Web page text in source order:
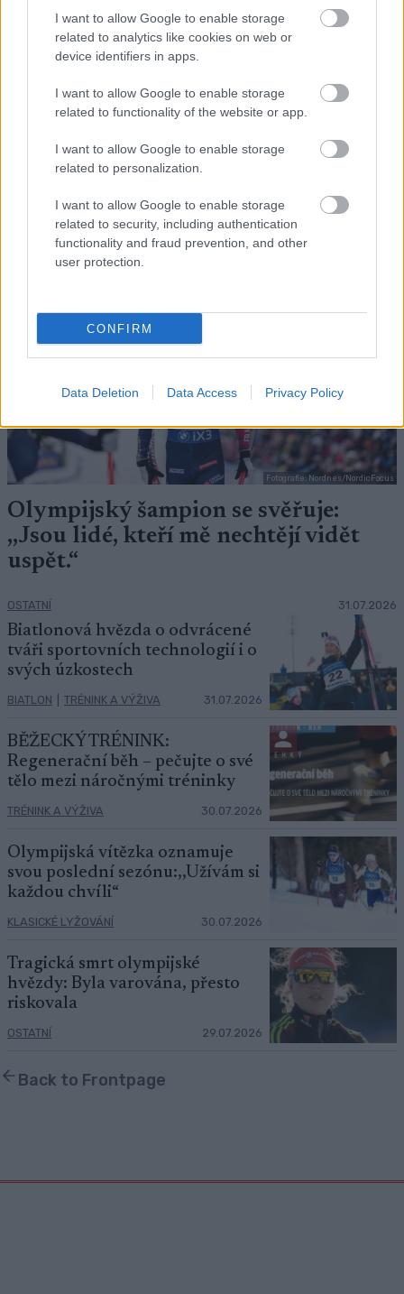
I want to allow Google to enable storage
related to analytics like cookies on web or
device identifiers in apps.
I want to allow Google to enable storage
related to functionality of the website or app.
I want to allow Google to enable storage
related to personalization.
I want to allow Google to enable storage
related to security, including authentication
functionality and fraud prevention, and other
user protection.
CONFIRM
Data Deletion Data Access Privacy Policy
06.0
2.20
OSTATNÍ
SKI
CLASSIC
08.1
1.20
SKI
CLASSIC
S
TRÉNINK
A
27.0
7.20
SKI
CLASSIC
21.0 SKI
CLASSIC
DALŠÍ ČLÁNKY
Fotografie: Nordnes/NordicFocus
Olympijský šampion se svěřuje:
,,Jsou lidé, kteří mě nechtějí vidět
uspět.“
OSTATNÍ 31.07.2026
Biatlonová hvězda o odvrácené
tváři sportovních technologií i o
svých úzkostech
BIATLON TRÉNINK A VÝŽIVA 31.07.2026
BĚŽECKÝ TRÉNINK:
Regenerační běh – pečujte o své
tělo mezi náročnými tréninky
TRÉNINK A VÝŽIVA 30.07.2026
Olympijská vítězka oznamuje
svou poslední sezónu:,,Užívám si
každou chvíli“
KLASICKÉ LYŽOVÁNÍ 30.07.2026
Tragická smrt olympijské
hvězdy: Byla varována, přesto
riskovala
OSTATNÍ 29.07.2026
Back to Frontpage